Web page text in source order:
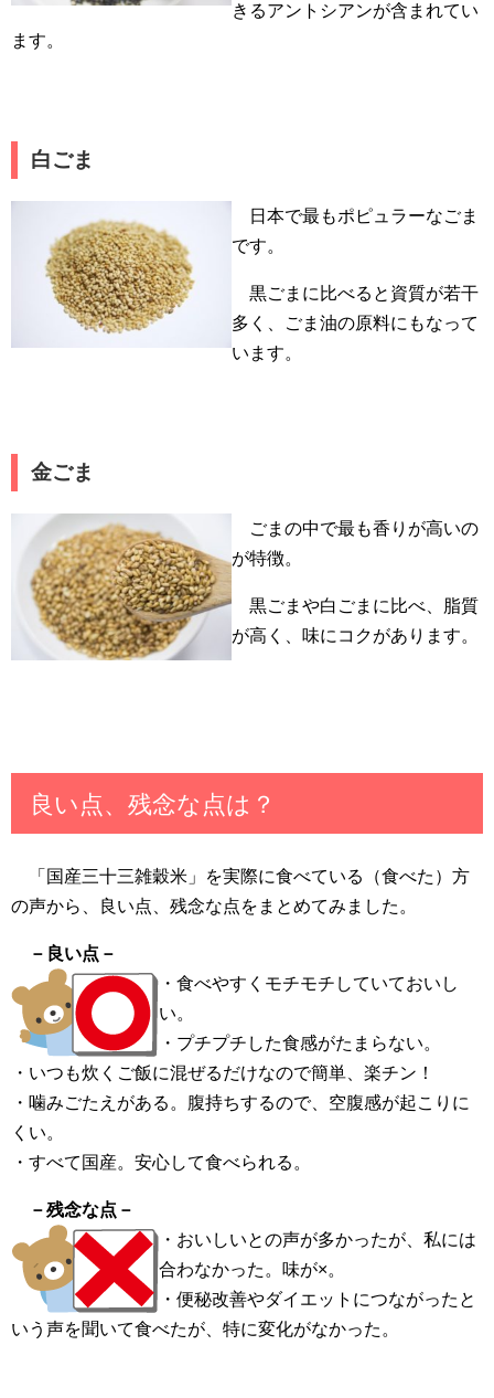
きるアントシアンが含まれてい
ます。
白ごま
日本で最もポピュラーなごま
です。
黒ごまに比べると資質が若干
多く、ごま油の原料にもなって
います。
金ごま
ごまの中で最も香りが高いの
が特徴。
黒ごまや白ごまに比べ、脂質
が高く、味にコクがあります。
良い点、残念な点は？
「国産三十三雑穀米」を実際に食べている（食べた）方
の声から、良い点、残念な点をまとめてみました。
－良い点－
・食べやすくモチモチしていておいし
い。
・プチプチした食感がたまらない。
・いつも炊くご飯に混ぜるだけなので簡単、楽チン！
・噛みごたえがある。腹持ちするので、空腹感が起こりに
くい。
・すべて国産。安心して食べられる。
－残念な点－
・おいしいとの声が多かったが、私には
合わなかった。味が×。
・便秘改善やダイエットにつながったと
いう声を聞いて食べたが、特に変化がなかった。